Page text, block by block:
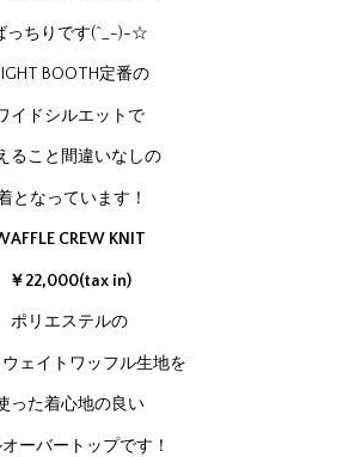
っちりです(^_-)-☆
BOOTH定番の
イドシルエットで
ること間違いなしの
となっています！
CREW KNIT
￥22,000(tax in)
ポリエステルの
ェイトワッフル生地を
った着心地の良い
ーバートップです！